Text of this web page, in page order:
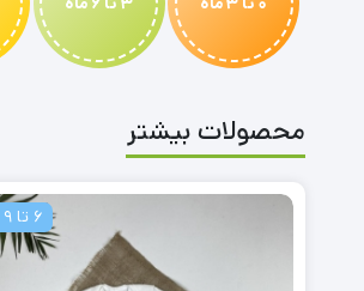
محصولات بیشتر
6 تا 9 ماه